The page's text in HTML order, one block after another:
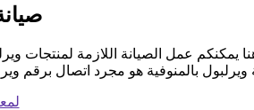
يمكنكم عمل الصيانة اللازمة لمنتجات
بالمنوفية هو مجرد اتصال برقم